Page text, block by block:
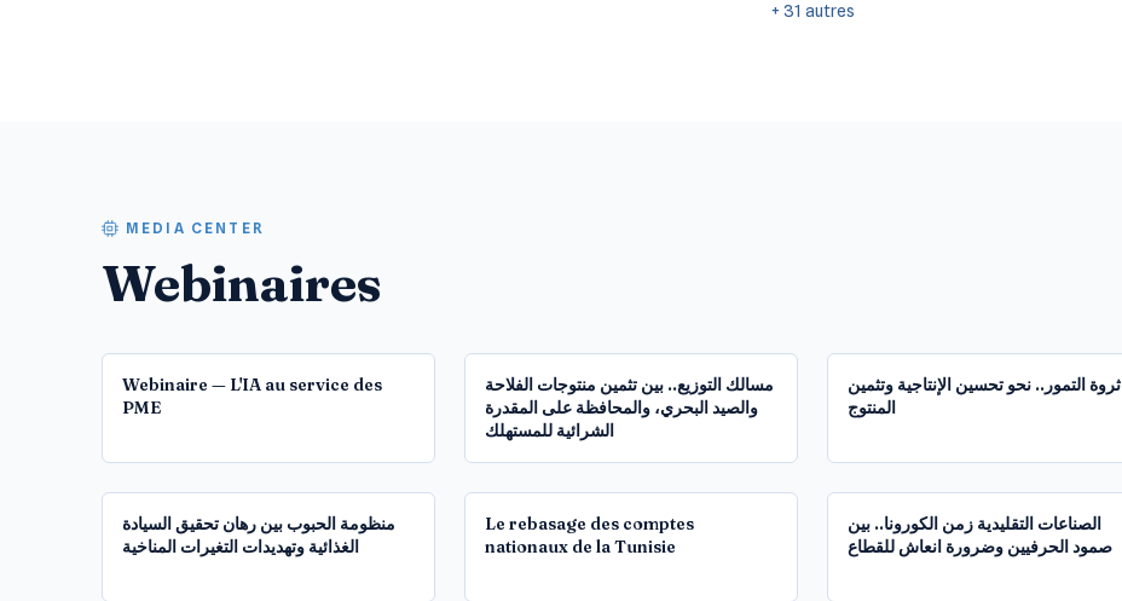
+ 31 autres
MEDIA CENTER
Webinaires
Webinaire — L'IA au service des
PME
مسالك التوزيع.. بين تثمين منتوجات الفلاحة
والصيد البحري، والمحافظة على المقدرة
الشرائية للمستهلك
ثروة التمور.. نحو تحسين الإنتاجية وتثمين
المنتوج
منظومة الحبوب بين رهان تحقيق السيادة
الغذائية وتهديدات التغيرات المناخية
Le rebasage des comptes
nationaux de la Tunisie
الصناعات التقليدية زمن الكورونا.. بين
صمود الحرفيين وضرورة انعاش للقطاع